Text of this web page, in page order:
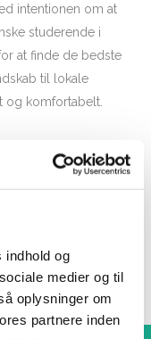
indhold og
medier og til
oplysninger om
partnere inden
intentionen om at
studerende i
at finde de bedste
til lokale
komfortabelt.
nuværende og